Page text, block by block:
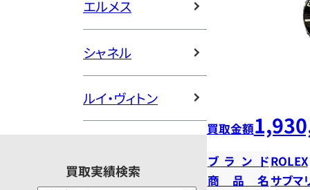
エルメス
シャネル
ルイ・ヴィトン
買取実績検索
買取金額
ブランドROLEX
商品名 サブマ